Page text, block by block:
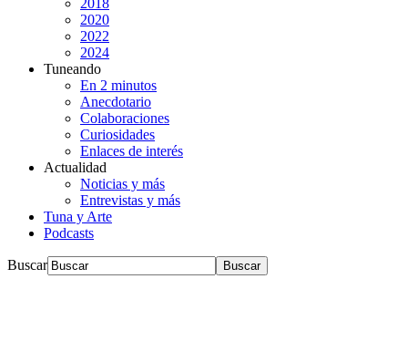
2018
2020
2022
2024
Tuneando
En 2 minutos
Anecdotario
Colaboraciones
Curiosidades
Enlaces de interés
Actualidad
Noticias y más
Entrevistas y más
Tuna y Arte
Podcasts
Buscar